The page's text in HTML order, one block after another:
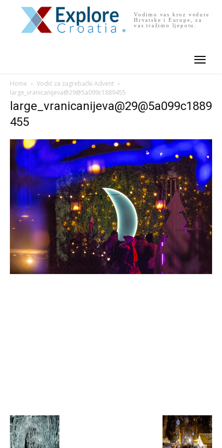
Vodimo vas kroz vedute
Hrvatske i Europe, za
vas tražimo ljepotu.
Home
Vodič za zagrebački Advent
large_vranicanijeva@29@5a099c1889455
large_vranicanijeva@29@5a099c1889
455